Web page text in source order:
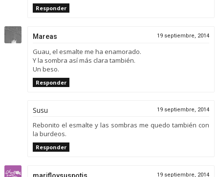
Responder
Mareas 19 septiembre, 2014
Guau, el esmalte me ha enamorado.
Y la sombra así más clara también.
Un beso.
Responder
Susu 19 septiembre, 2014
Rebonito el esmalte y las sombras me quedo también con
la burdeos.
Responder
19 septiembre, 2014